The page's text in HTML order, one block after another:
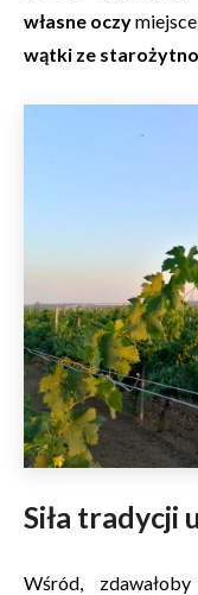
własne oczy
wątki ze
Siła tradycji
Wśród,